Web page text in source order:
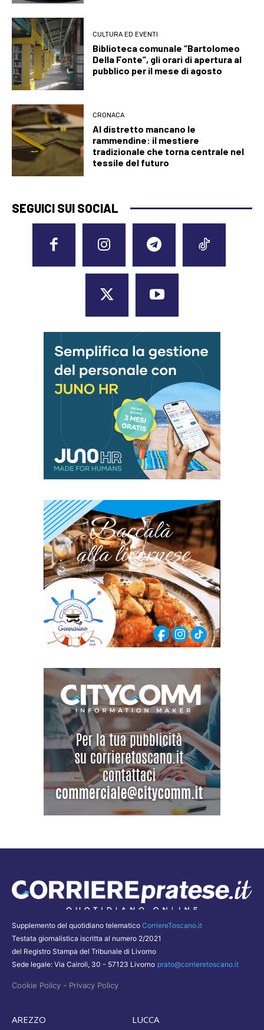
CULTURA ED EVENTI
Biblioteca comunale “Bartolomeo
Della Fonte”, gli orari di apertura al
pubblico per il mese di agosto
CRONACA
Al distretto mancano le
rammendine: il mestiere
tradizionale che torna centrale nel
tessile del futuro
SEGUICI SUI SOCIAL
Supplemento del quotidiano telematico CorriereToscano.it
Testata giornalistica iscritta al numero 2/2021
del Registro Stampa del Tribunale di Livorno
Sede legale: Via Cairoli, 30 - 57123 Livorno prato@corrieretoscano.it
Cookie Policy - Privacy Policy
AREZZO
LUCCA